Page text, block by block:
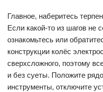
Главное, наберитесь
Если какой-то из шагов не
ознакомьтесь или
конструкции колёс
сверхсложного, поэтому
и без суеты. Положите
инструменты, отключите